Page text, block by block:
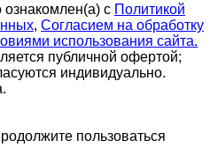
ознакомлен(а) с Политикой
, Согласием на обработку
использования сайта.
публичной офертой;
индивидуально.
пользоваться